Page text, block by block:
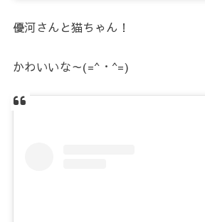
優河さんと猫ちゃん！
かわいいな～(=^・^=)